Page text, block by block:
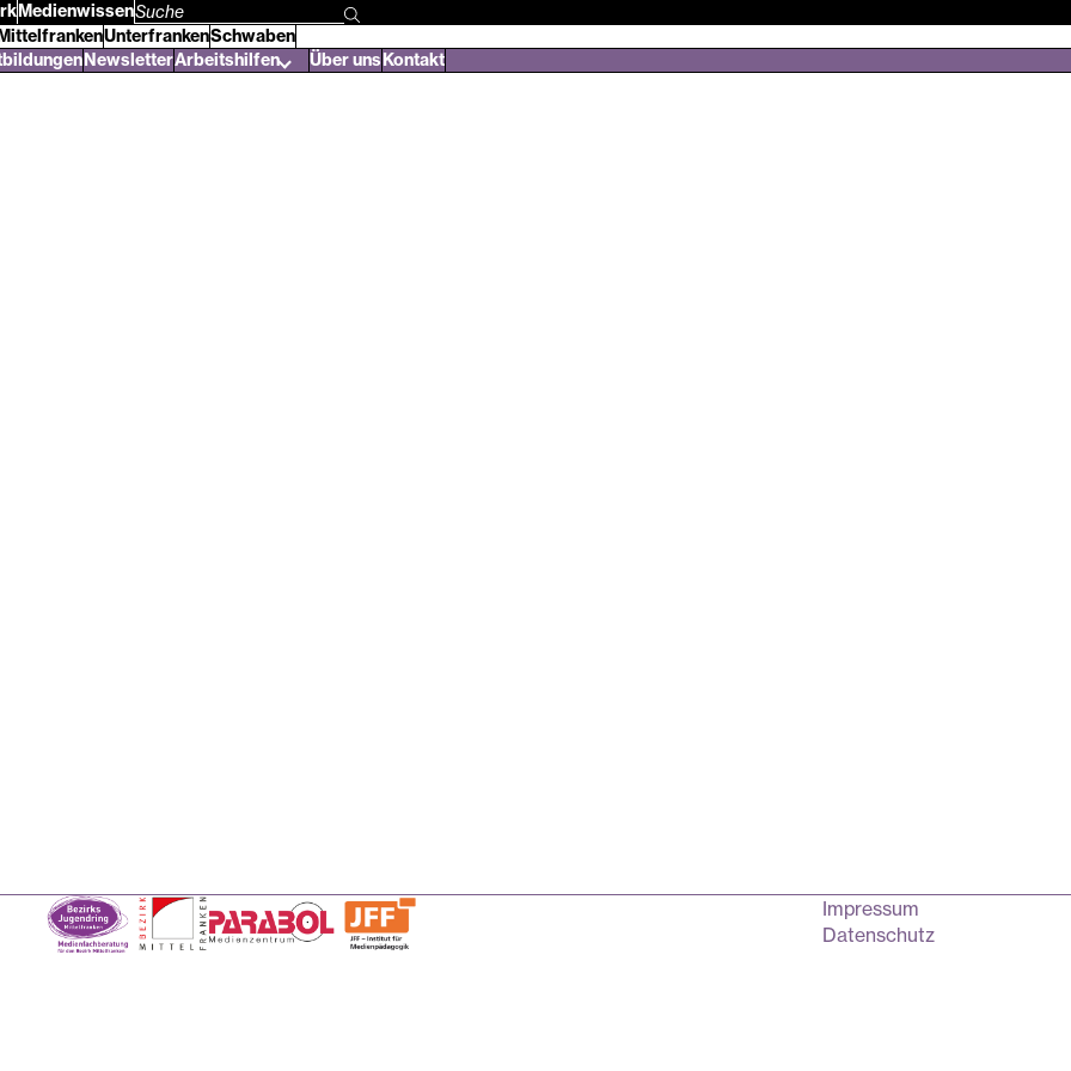
Medienwissen
Suchbegriff
eingeben
UnterfrankenSchwaben
NewsletterArbeitshilfen Über unsKontakt
Impressum
Datenschutz